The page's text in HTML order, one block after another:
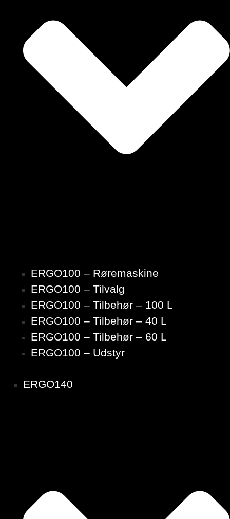
ERGO100 – Røremaskine
ERGO100 – Tilvalg
ERGO100 – Tilbehør – 100 L
ERGO100 – Tilbehør – 40 L
ERGO100 – Tilbehør – 60 L
ERGO100 – Udstyr
ERGO140